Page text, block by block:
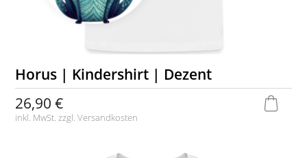
Horus | Kindershirt | Dezent
26,90 €
inkl. MwSt. zzgl.Versandkosten